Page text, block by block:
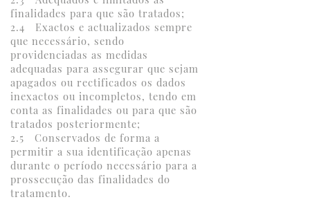
finalidades para que são tratados;
2.4 Exactos e actualizados sempre
que necessário, sendo
providenciadas as medidas
adequadas para assegurar que sejam
apagados ou rectificados os dados
inexactos ou incompletos, tendo em
conta as finalidades ou para que são
tratados posteriormente;
2.5 Conservados de forma a
permitir a sua identificação apenas
durante o período necessário para a
prossecução das finalidades do
tratamento.